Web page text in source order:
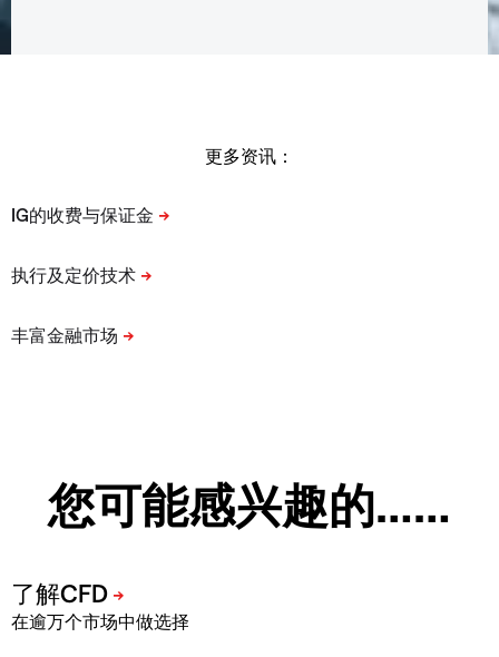
更多资讯：
您可能感兴趣的……
在逾万个市场中做选择